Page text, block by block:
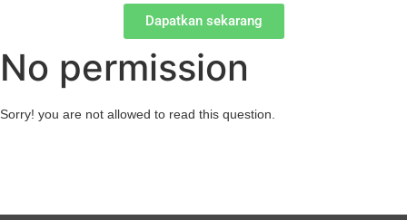
Dapatkan sekarang
No permission
Sorry! you are not allowed to read this question.